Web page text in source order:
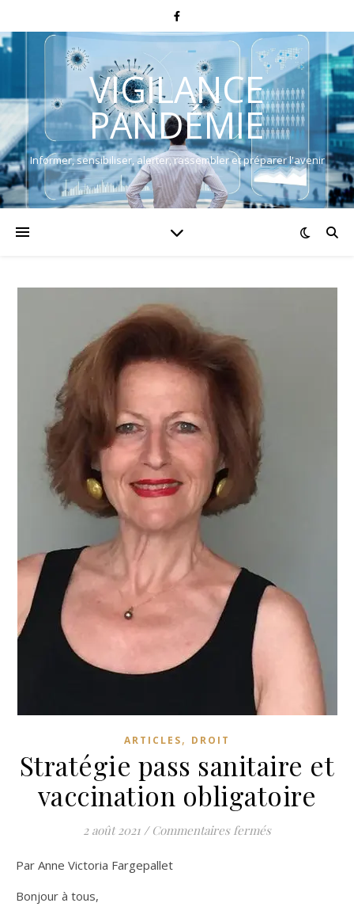
VIGILANCE
PANDÉMIE
Informer, sensibiliser, alerter, rassembler et préparer l'avenir
ARTICLES, DROIT
Stratégie pass sanitaire et
vaccination obligatoire
2 août 2021 / Commentaires ferméssur Stratégie
Par Anne Victoria Fargepallet
Bonjour à tous,